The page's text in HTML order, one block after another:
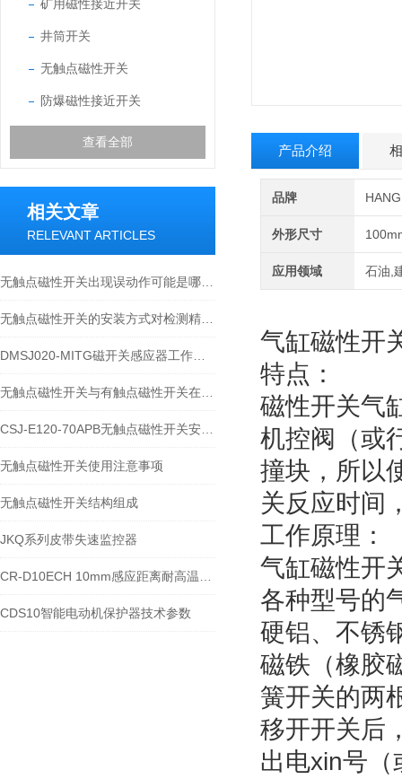
矿用磁性接近开关
井筒开关
无触点磁性开关
防爆磁性接近开关
查看全部
相关文章
RELEVANT ARTICLES
无触点磁性开关使用注意事项
无触点磁性开关结构组成
JKQ系列皮带失速监控器
CDS10智能电动机保护器技术参数
产品介绍
品牌
外形尺寸
应用领域 石油,
气缸磁性开
特点：
磁性开关气
机控阀（或
撞块，所以
关反应时间
工作原理：
气缸磁性开
各种型号的
硬铝、不锈
磁铁（橡胶
簧开关的两
移开开关后
出电xin号（